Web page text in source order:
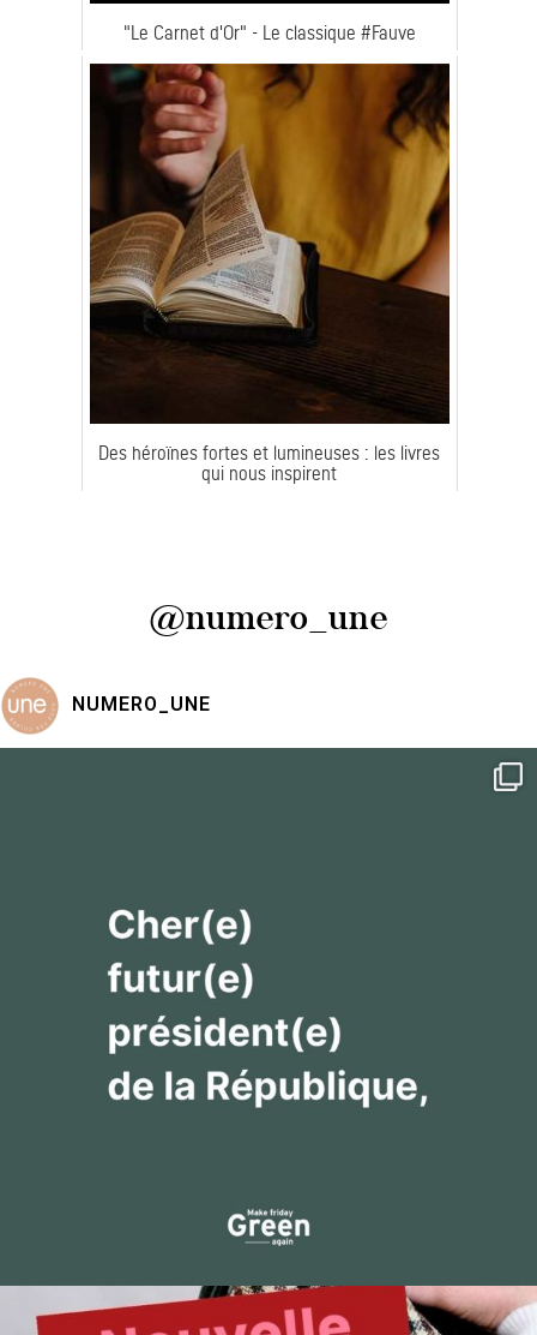
"Le Carnet d'Or" - Le classique #Fauve
Des héroïnes fortes et lumineuses : les livres
qui nous inspirent
@numero_une
NUMERO_UNE